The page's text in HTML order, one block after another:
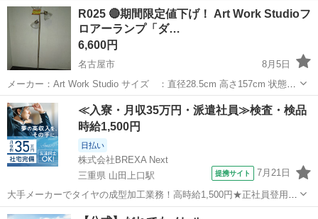
たが使用しなかったため出品。 ノークレーム ノーリターン
愛知 豊明市 生活家電 トイレ
R025 🔴期間限定値下げ！ Art Work Studioフ
ロアーランプ「ダ…
6,600円
名古屋市
8月5日
メーカー：Art Work Studio サイズ ：直径28.5cm 高さ157cm 状態：
Used この商品は、Art Work Studioフロアーランプ「ダイナークラシッ
クフロアー」3灯(W285×H1573...
愛知 名古屋市 生活家電 H15
≪入寮・月収35万円・派遣社員≫検査・検品
時給1,500円
日払い
株式会社BREXA Next
三重県 山田上口駅
提携サイト 7月21日
大手メーカーでタイヤの成型加工業務！高時給1,500円★正社員登用制
度あり！ワンルーム寮完備！マイカー通勤OK！無料駐車場あり！《三
三重 伊勢市 山田上口駅 その他